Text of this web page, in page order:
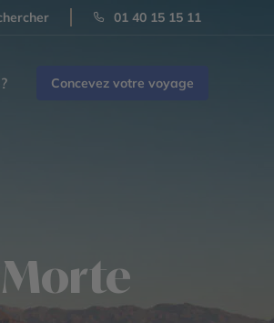
01 40 15 15 11
Concevez votre voyage